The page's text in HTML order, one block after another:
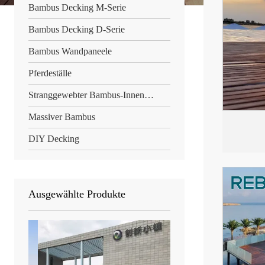
Bambus Decking M-Serie
Bambus Decking D-Serie
Bambus Wandpaneele
Pferdeställe
Stranggewebter Bambus-Innenboden
Massiver Bambus
DIY Decking
Ausgewählte Produkte